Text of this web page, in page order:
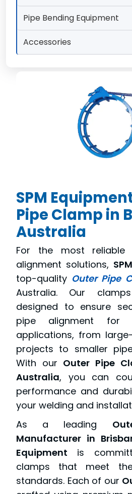
Pipe Bending Equipment
Accessories
SPM
Pipe Clamp in
Australia
For the most reliable
alignment solutions,
top-quality Outer Pipe
Australia. Our
designed to ensure
pipe alignment for
applications, from
projects to smaller
With our Outer Pipe
Australia, you can
performance and
your welding and
As a leading
Manufacturer in
Equipment is
clamps that meet
standards. Each of our